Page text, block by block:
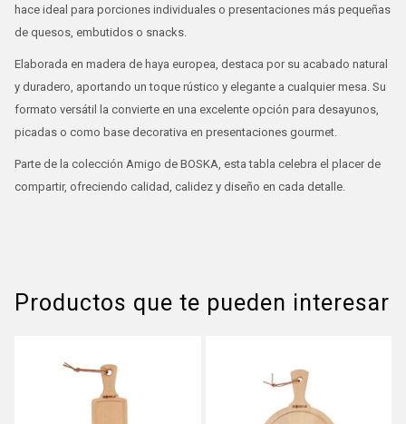
hace ideal para porciones individuales o presentaciones más pequeñas
de quesos, embutidos o snacks.
Elaborada en madera de haya europea, destaca por su acabado natural
y duradero, aportando un toque rústico y elegante a cualquier mesa. Su
formato versátil la convierte en una excelente opción para desayunos,
picadas o como base decorativa en presentaciones gourmet.
Parte de la colección Amigo de BOSKA, esta tabla celebra el placer de
compartir, ofreciendo calidad, calidez y diseño en cada detalle.
Productos que te pueden interesar